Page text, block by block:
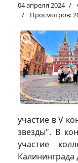
04 апреля 2024
Просмотров:
участие в V
звезды". В
участие